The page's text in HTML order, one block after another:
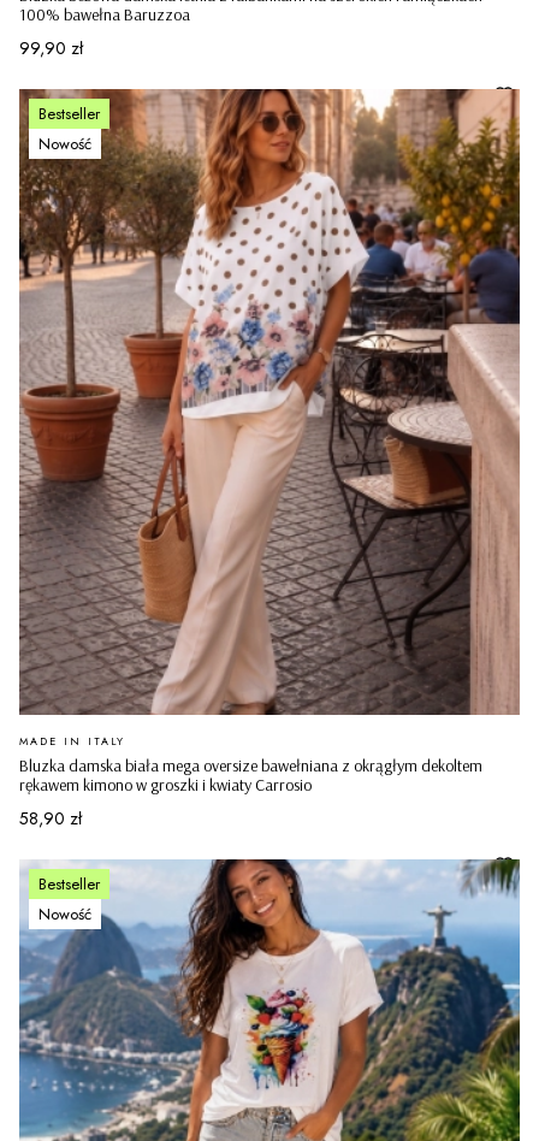
100% bawełna Baruzzoa
Cena
99,90 zł
Bestseller
Nowość
Bluzka damska biała mega oversize bawełniana z okrągłym dekoltem
rękawem kimono w groszki i kwiaty Carrosio
PRODUCENT
MADE IN ITALY
Cena
58,90 zł
Bestseller
Nowość